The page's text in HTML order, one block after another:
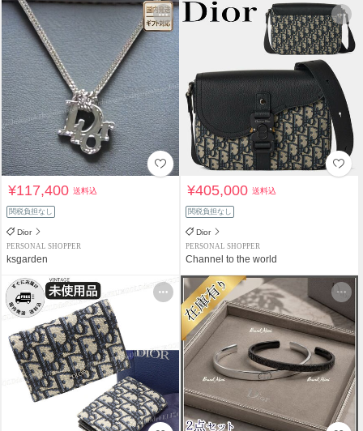
¥117,400送料込
関税負担なし
Dior
PERSONAL SHOPPER
ksgarden
¥405,000送料込
関税負担なし
Dior
PERSONAL SHOPPER
Channel to the world